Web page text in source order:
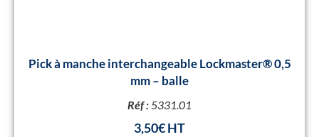
Pick à manche interchangeable Lockmaster® 0,5
mm – balle
Réf :5331.01
3,50€